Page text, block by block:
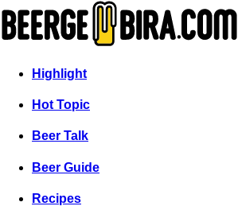
Highlight
Hot Topic
Beer Talk
Beer Guide
Recipes